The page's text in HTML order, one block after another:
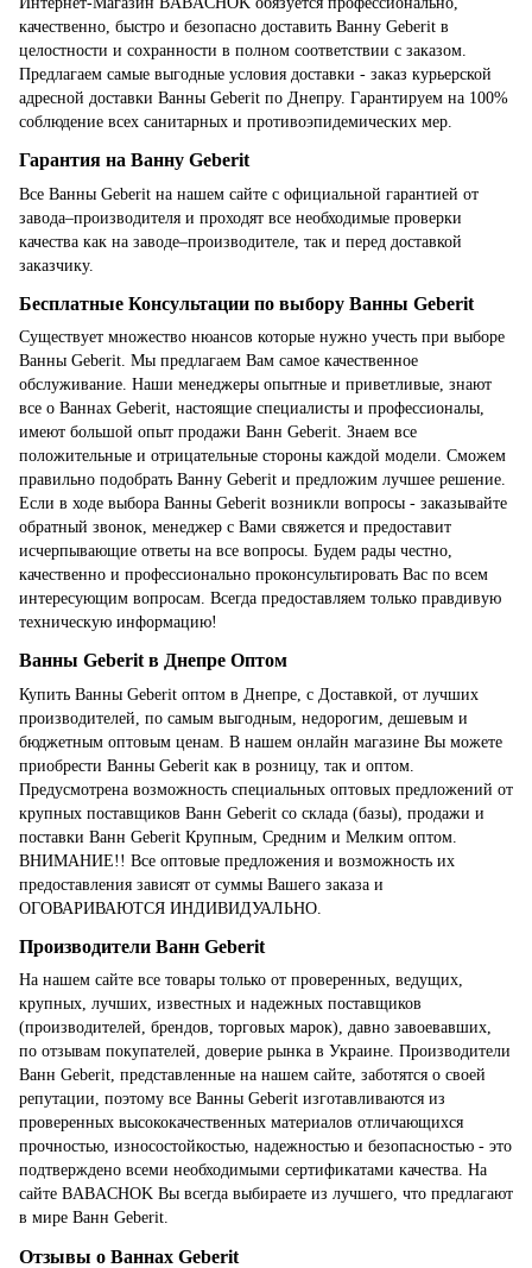
качественно, быстро и безопасно доставить Ванну Geberit в
целостности и сохранности в полном соответствии с заказом.
Предлагаем самые выгодные условия доставки - заказ курьерской
адресной доставки Ванны Geberit по Днепру. Гарантируем на 100%
соблюдение всех санитарных и противоэпидемических мер.
Гарантия на Ванну Geberit
Все Ванны Geberit на нашем сайте с официальной гарантией от
завода–производителя и проходят все необходимые проверки
качества как на заводе–производителе, так и перед доставкой
заказчику.
Бесплатные Консультации по выбору Ванны Geberit
Существует множество нюансов которые нужно учесть при выборе
Ванны Geberit. Мы предлагаем Вам самое качественное
обслуживание. Наши менеджеры опытные и приветливые, знают
все о Ваннах Geberit, настоящие специалисты и профессионалы,
имеют большой опыт продажи Ванн Geberit. Знаем все
положительные и отрицательные стороны каждой модели. Сможем
правильно подобрать Ванну Geberit и предложим лучшее решение.
Если в ходе выбора Ванны Geberit возникли вопросы - заказывайте
обратный звонок, менеджер с Вами свяжется и предоставит
исчерпывающие ответы на все вопросы. Будем рады честно,
качественно и профессионально проконсультировать Вас по всем
интересующим вопросам. Всегда предоставляем только правдивую
техническую информацию!
Ванны Geberit в Днепре Оптом
Купить Ванны Geberit оптом в Днепре, с Доставкой, от лучших
производителей, по самым выгодным, недорогим, дешевым и
бюджетным оптовым ценам. В нашем онлайн магазине Вы можете
приобрести Ванны Geberit как в розницу, так и оптом.
Предусмотрена возможность специальных оптовых предложений от
крупных поставщиков Ванн Geberit со склада (базы), продажи и
поставки Ванн Geberit Крупным, Средним и Мелким оптом.
ВНИМАНИЕ!! Все оптовые предложения и возможность их
предоставления зависят от суммы Вашего заказа и
ОГОВАРИВАЮТСЯ ИНДИВИДУАЛЬНО.
Производители Ванн Geberit
На нашем сайте все товары только от проверенных, ведущих,
крупных, лучших, известных и надежных поставщиков
(производителей, брендов, торговых марок), давно завоевавших,
по отзывам покупателей, доверие рынка в Украине. Производители
Ванн Geberit, представленные на нашем сайте, заботятся о своей
репутации, поэтому все Ванны Geberit изготавливаются из
проверенных высококачественных материалов отличающихся
прочностью, износостойкостью, надежностью и безопасностью - это
подтверждено всеми необходимыми сертификатами качества. На
сайте BABACHOK Вы всегда выбираете из лучшего, что предлагают
в мире Ванн Geberit.
Отзывы о Ваннах Geberit